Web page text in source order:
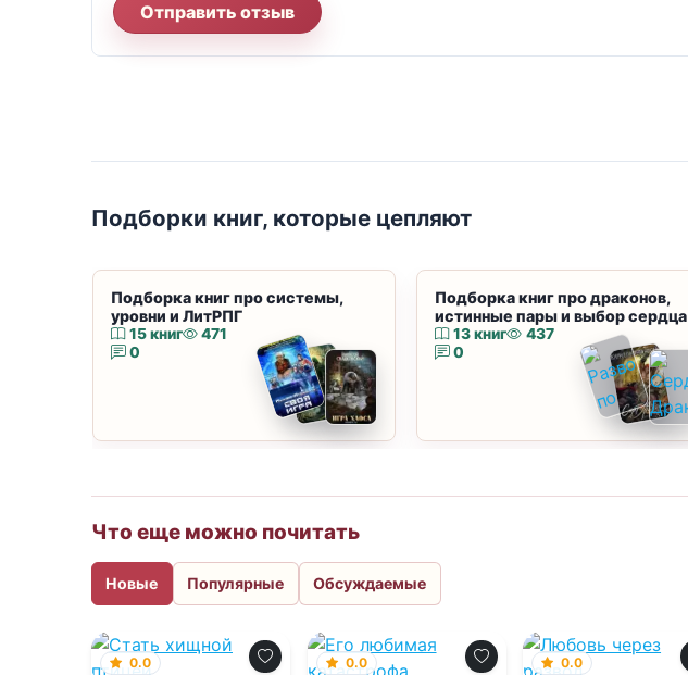
Отправить отзыв
Подборки книг, которые цепляют
Подборка книг про системы,
уровни и ЛитРПГ
15 книг
471
0
Подборка книг про драконов,
истинные пары и выбор сердца
13 книг
437
0
Что еще можно почитать
Новые Популярные Обсуждаемые
0.0 0.0 0.0